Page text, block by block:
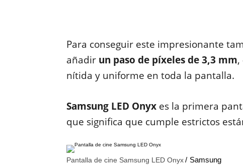
Para conseguir este impresionante
añadir un paso de píxeles de 3,3 mm,
nítida y uniforme en toda la pantalla.
Samsung LED Onyxes la primera
que significa que cumple estrictos
Pantalla de cine Samsung LED Onyx Samsung